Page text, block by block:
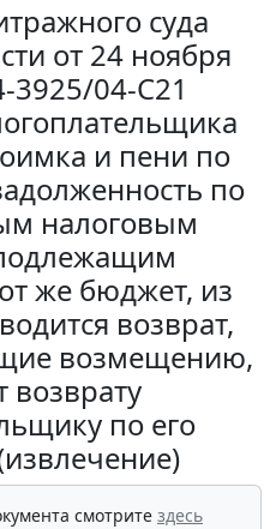
суда
от 24 ноября
3925/04-С21
и пени по
по
налоговым
же бюджет, из
возврат,
возмещению,
возврату
по его
смотрите здесь